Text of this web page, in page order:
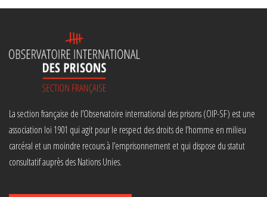
La section française de l’Observatoire international des prisons (OIP-SF) est une
association loi 1901 qui agit pour le respect des droits de l’homme en milieu
carcéral et un moindre recours à l’emprisonnement et qui dispose du statut
consultatif auprès des Nations Unies.